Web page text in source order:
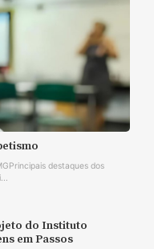
destaques dos
do Instituto
em Passos